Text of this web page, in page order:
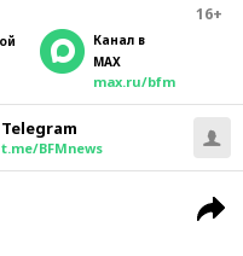
16+
Канал в
MAX
max.ru/bfm
Telegram
t.me/BFMnews